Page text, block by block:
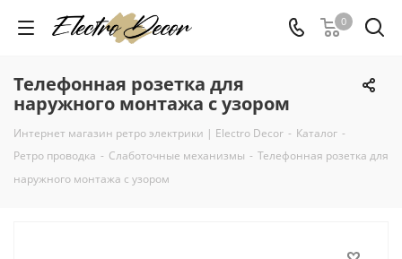
0
Телефонная розетка для
наружного монтажа с узором
Интернет магазин ретро электрики | Electro Decor - Каталог -
Ретро проводка - Слаботочные механизмы - Телефонная розетка для
наружного монтажа с узором